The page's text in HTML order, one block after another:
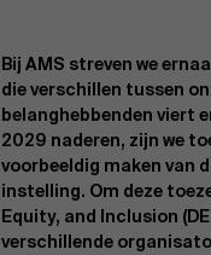
Bij AMS streven we
die verschillen tussen
belanghebbenden viert
2029 naderen, zijn we
voorbeeldig maken van
instelling. Om deze
Equity, and Inclusion
verschillende